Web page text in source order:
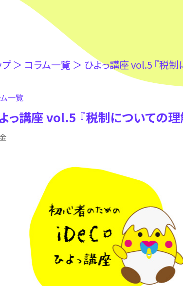
プ＞ コラム⼀覧 ＞ ひよっ講座 vol.5 『税
⼀覧
っ講座 vol.5 『税制についての